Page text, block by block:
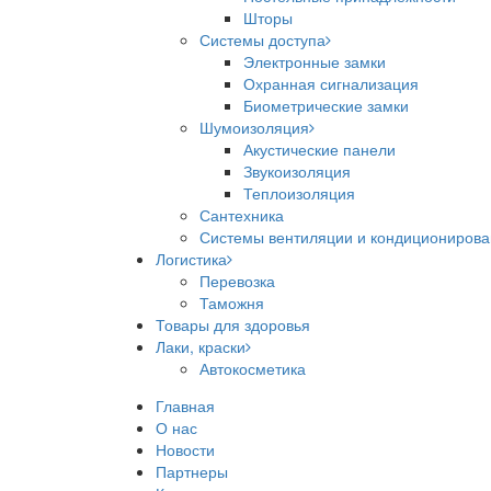
Шторы
Системы доступа
Электронные замки
Охранная сигнализация
Биометрические замки
Шумоизоляция
Акустические панели
Звукоизоляция
Теплоизоляция
Сантехника
Системы вентиляции и
Логистика
Перевозка
Таможня
Товары для здоровья
Лаки, краски
Автокосметика
Главная
О нас
Новости
Партнеры